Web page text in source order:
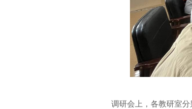
调研会上， 各教研室分